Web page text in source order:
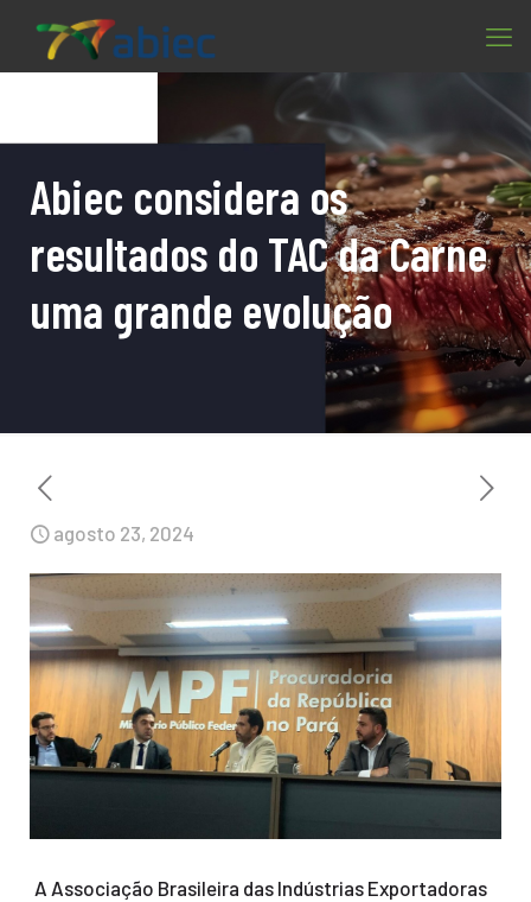
Abiec considera os
resultados do TAC da Carne
uma grande evolução
agosto 23, 2024
A Associação Brasileira das Indústrias Exportadoras